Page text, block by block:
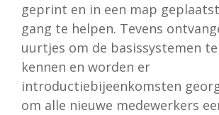
geprint en in een map
gang te helpen. Tevens
uurtjes om de basissystemen
kennen en worden er
introductiebijeenkomsten
om alle nieuwe medewerkers